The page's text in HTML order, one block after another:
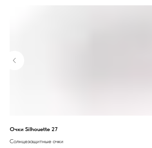
Очки Silhouette 27
Солнцезащитные очки